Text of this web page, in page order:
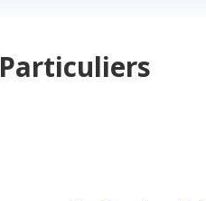
Particuliers